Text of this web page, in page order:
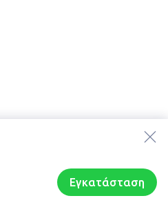
Εγκατάσταση
Sitemap
Συζητήσεις Προφίλ